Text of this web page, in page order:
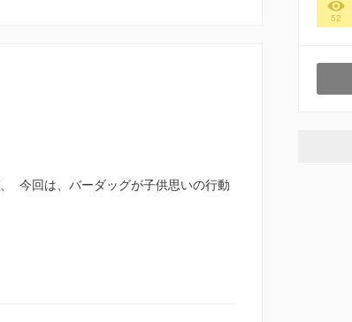
今回は、バーダッグが子供思いの行動
52